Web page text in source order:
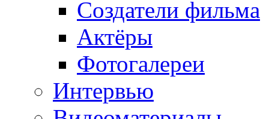
Создатели фильма
Актёры
Фотогалереи
Интервью